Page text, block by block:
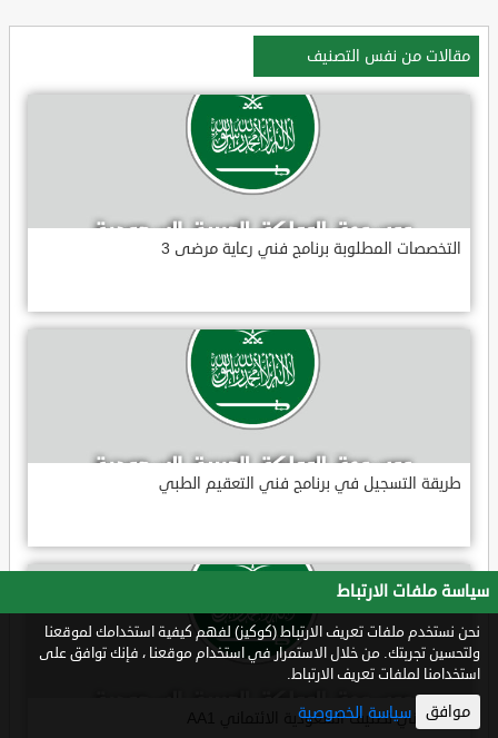
مقالات من نفس التصنيف
التخصصات المطلوبة برنامج فني رعاية مرضى 3
طريقة التسجيل في برنامج فني التعقيم الطبي
ماذا يعني تصنيف السعودية الائتماني AA1
سياسة ملفات الارتباط
نحن نستخدم ملفات تعريف الارتباط (كوكيز) لفهم كيفية استخدامك لموقعنا
ولتحسين تجربتك. من خلال الاستمرار في استخدام موقعنا ، فإنك توافق على
استخدامنا لملفات تعريف الارتباط.
موافق سياسة الخصوصية